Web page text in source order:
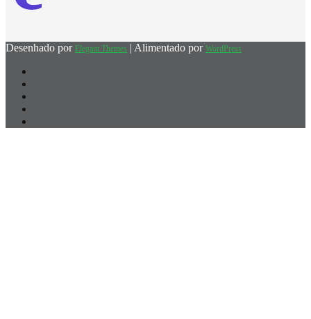
Desenhado por Elegant Themes | Alimentado por WordPress